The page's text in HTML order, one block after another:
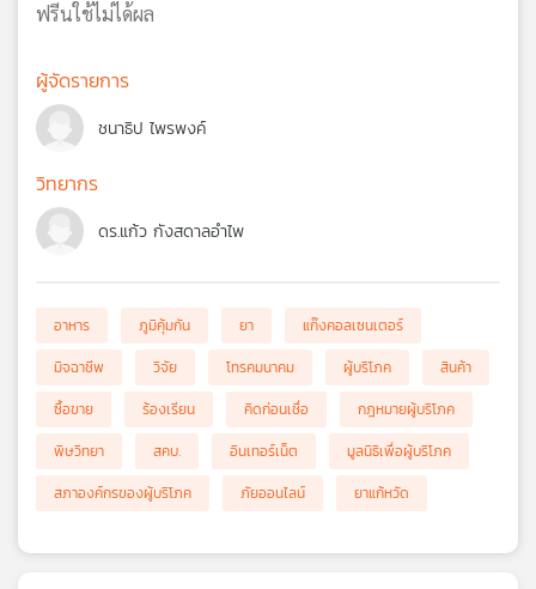
ฟรีนใช้ไม่ได้ผล
ผู้จัดรายการ
ชนาธิป ไพรพงค์
วิทยากร
ดร.แก้ว กังสดาลอำไพ
อาหาร ภูมิคุ้มกัน ยา
แก๊งคอลเซนเตอร์
มิจฉาชีพ
วิจัย โทรคมนาคม ผู้บริโภค
สินค้า
ซื้อขาย
ร้องเรียน คิดก่อนเชื่อ
กฎหมายผู้บริโภค
พิษวิทยา
สคบ. อินเทอร์เน็ต
มูลนิธิเพื่อผู้บริโภค
สภาองค์กรของผู้บริโภค
ภัยออนไลน์ ยาแก้หวัด